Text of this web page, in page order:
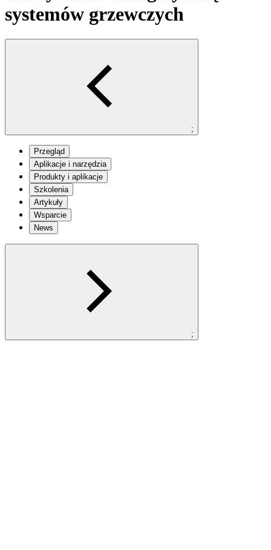
systemów grzewczych
;
Przegląd
Aplikacje i narzędzia
Produkty i aplikacje
Szkolenia
Artykuły
Wsparcie
News
;